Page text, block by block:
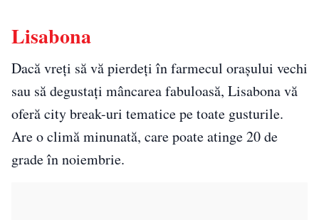
Lisabona
Dacă vreți să vă pierdeți în farmecul orașului vechi
sau să degustați mâncarea fabuloasă, Lisabona vă
oferă city break-uri tematice pe toate gusturile.
Are o climă minunată, care poate atinge 20 de
grade în noiembrie.